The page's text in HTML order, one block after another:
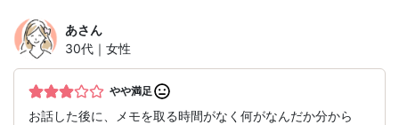
あさん
30代｜女性
やや満足
お話した後に、メモを取る時間がなく何がなんだか分から